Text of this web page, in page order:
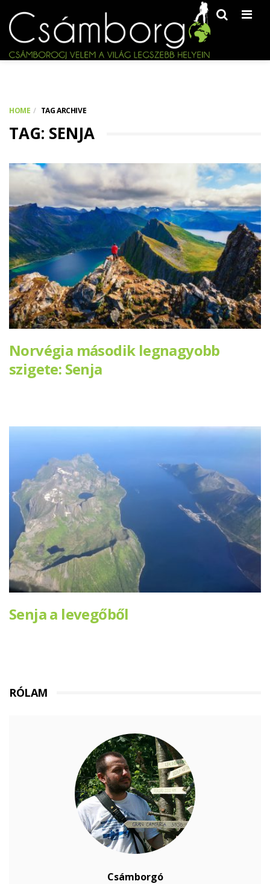
HOME TAG ARCHIVE
TAG: SENJA
Norvégia második legnagyobb
szigete: Senja
Senja a levegőből
RÓLAM
Csámborgó